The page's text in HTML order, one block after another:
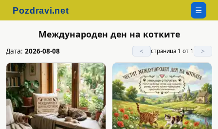
☰
Международен ден на котките
Дата: 2026-08-08 < страница 1 от 1 >